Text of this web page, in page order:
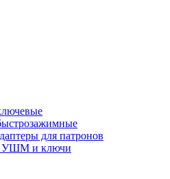
для патронов
УШМ и ключи